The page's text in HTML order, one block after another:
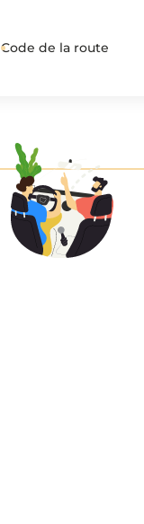
Code de la route